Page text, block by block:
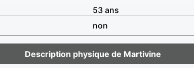
53 ans
non
Description physique de Martivine